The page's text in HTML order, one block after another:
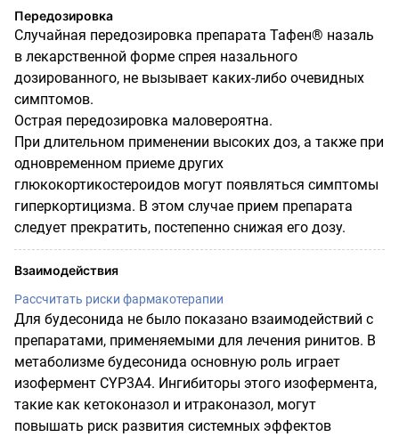
Передозировка
Случайная передозировка препарата Тафен® назаль
в лекарственной форме спрея назального
дозированного, не вызывает каких-либо очевидных
симптомов.
Острая передозировка маловероятна.
При длительном применении высоких доз, а также при
одновременном приеме других
глюкокортикостероидов могут появляться симптомы
гиперкортицизма. В этом случае прием препарата
следует прекратить, постепенно снижая его дозу.
Взаимодействия
Рассчитать риски фармакотерапии
Для будесонида не было показано взаимодействий с
препаратами, применяемыми для лечения ринитов. В
метаболизме будесонида основную роль играет
изофермент CYP3A4. Ингибиторы этого изофермента,
такие как кетоконазол и итраконазол, могут
повышать риск развития системных эффектов